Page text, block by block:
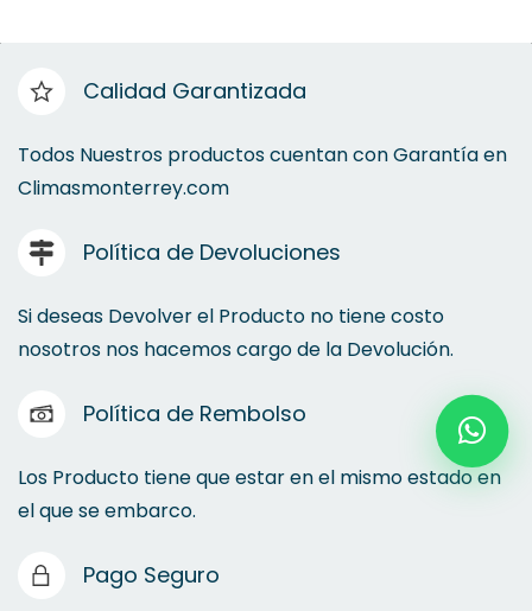
Calidad Garantizada
Todos Nuestros productos cuentan con Garantía en
Climasmonterrey.com
Política de Devoluciones
Si deseas Devolver el Producto no tiene costo
nosotros nos hacemos cargo de la Devolución.
Política de Rembolso
Los Producto tiene que estar en el mismo estado en
el que se embarco.
Pago Seguro